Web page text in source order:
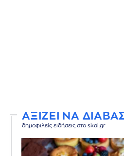
ΑΞΙΖΕΙ ΝΑ
δημοφιλείς ειδήσεις στο skai.gr